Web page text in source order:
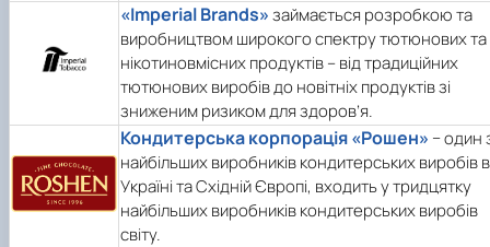
«Imperial Brands»займається розробкою та
виробництвом широкого спектру тютюнових та
нікотиновмісних продуктів – від традиційних
тютюнових виробів до новітніх продуктів зі
зниженим ризиком для здоров’я.
Кондитерська корпорація «Рошен» − один
найбільших виробників кондитерських виробів в
Україні та Східній Європі, входить у тридцятку
найбільших виробників кондитерських виробів
світу.